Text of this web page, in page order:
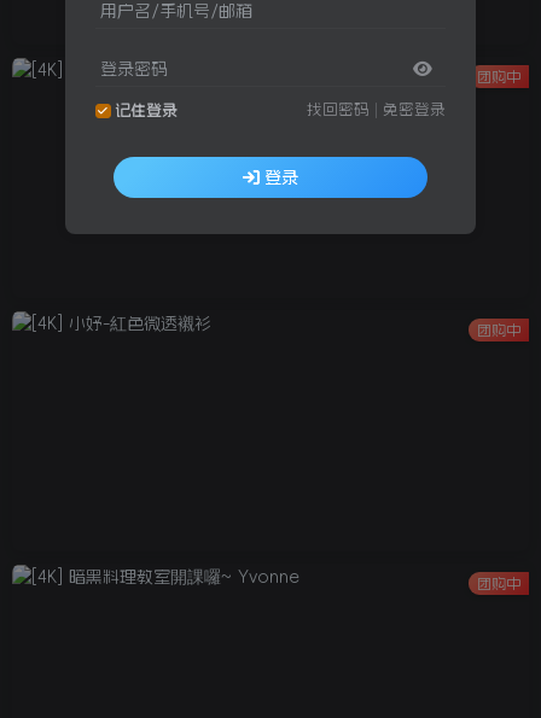
团购中
团购中
团购中
用户名/手机号/邮箱
登录密码
记住登录 找回密码 免密登录
登录